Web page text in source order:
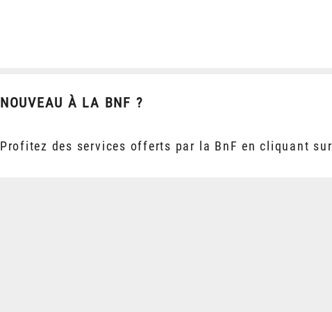
NOUVEAU À LA BNF ?
Profitez des services offerts par la BnF en cliquant sur